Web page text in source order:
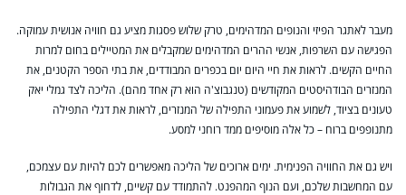
מעבר לאתגר הפיזי והנופים המדהימים, טרק שלוש פסגות מציע גם חוויה אנושית עמוקה.
הפגישה עם השרפות, אנשי ההרים המדהימים שמקבלים את המטיילים בחום למרות
החיים הקשים. לראות את חיי היום יום בכפרים המבודדים, את בתי הספר הקטנים, את
המנזרים הבודהיסטים המקודשים (טנגבוצ'ה הוא רק אחד מהם). הליכה לצד גמלי יאק
טעונים בציוד, לשמוע את פעמוני התפילה של המנזרים, לראות את דגלי התפילה
מתנופפים ברוח – כל אלה מוסיפים ממד רוחני למסע.
ויש גם את החוויה הפנימית. ימים ארוכים של הליכה מאפשרים לכם להיות עם עצמכם,
עם המחשבות שלכם, ועם הנוף המהפנט. להתמודד עם קשיים, לדחוף את הגבולות